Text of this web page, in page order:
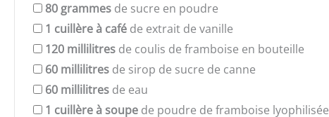
80 grammes de sucre en poudre
1 cuillère à café de extrait de vanille
120 millilitres de coulis de framboise en bouteille
60 millilitres de sirop de sucre de canne
60 millilitres de eau
1 cuillère à soupe de poudre de framboise lyophilisée